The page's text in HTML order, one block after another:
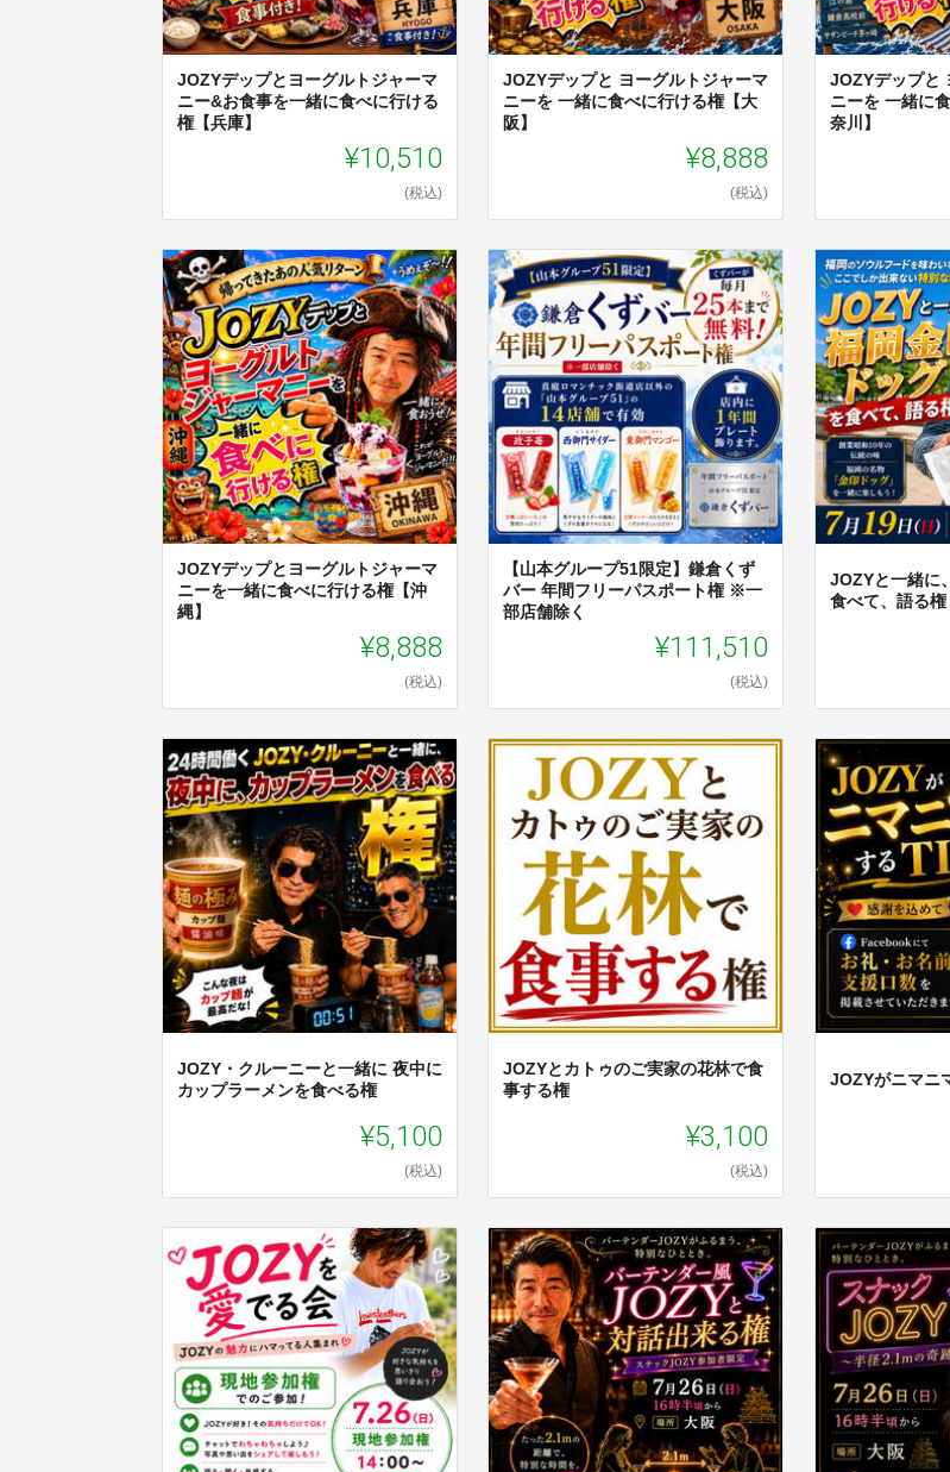
JOZYデップとヨーグルトジャーマ
ニー&お食事を一緒に食べに行ける
権【兵庫】
¥10,510
(税込)
JOZYデップと ヨーグルトジャーマ
ニーを 一緒に食べに行ける権【大
阪】
¥8,888
(税込)
JOZYデップと
ニーを 一緒に
奈川】
JOZYデップとヨーグルトジャーマ
ニーを一緒に食べに行ける権【沖
縄】
¥8,888
(税込)
【山本グループ51限定】鎌倉くず
バー 年間フリーパスポート権 ※一
部店舗除く
¥111,510
(税込)
JOZYと一緒に
食べて、語る権
JOZY・クルーニーと一緒に 夜中に
カップラーメンを食べる権
¥5,100
(税込)
JOZYとカトゥのご実家の花林で食
事する権
¥3,100
(税込)
JOZYがニマニ